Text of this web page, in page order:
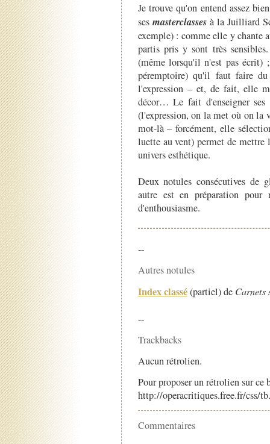
Je trouve qu'on entend assez
ses masterclasses à la Juilliard
exemple) : comme elle y chante
partis pris y sont très
(même lorsqu'il n'est pas
péremptoire) qu'il faut faire
l'expression – et, de fait, elle
décor… Le fait d'enseigner ses
(l'expression, on la met où on la
mot-là – forcément, elle
luette au vent) permet de mettre
univers esthétique.
Deux notules consécutives de
autre est en préparation
d'enthousiasme.
--
Autres notules
Index classé(partiel) de Carnets
--
Trackbacks
Aucun rétrolien.
Pour proposer un rétrolien sur
http://operacritiques.free.fr/css/
Commentaires